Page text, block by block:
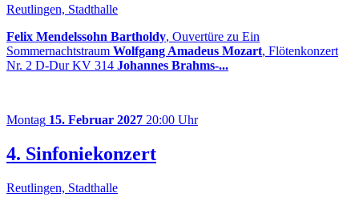
Reutlingen, Stadthalle
Felix Mendelssohn Bartholdy, Ouvertüre zu Ein
Sommernachtstraum Wolfgang Amadeus Mozart, Flötenkonzert
Nr. 2 D-Dur KV 314 Johannes Brahms-...
Montag 15. Februar 2027 20:00 Uhr
4. Sinfoniekonzert
Reutlingen, Stadthalle